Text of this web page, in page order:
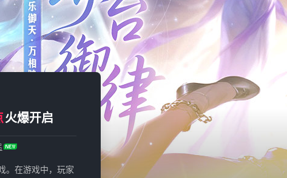
火爆开启
。在游戏中，玩家